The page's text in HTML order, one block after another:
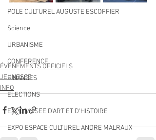
POLE CULTUREL AUGUSTE ESCOFFIER
Science
URBANISME
CONFERENCE
FINANCES
ELECTIONS
EXPO MUSEE D'ART ET D'HISTOIRE
EXPO ESPACE CULTUREL ANDRE MALRAUX
ÉVÉNEMENTS OFFICIELS
JEUNESSE
INFO